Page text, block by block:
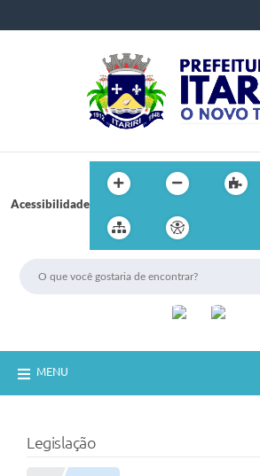
Acessibilidade
MENU
Legislação